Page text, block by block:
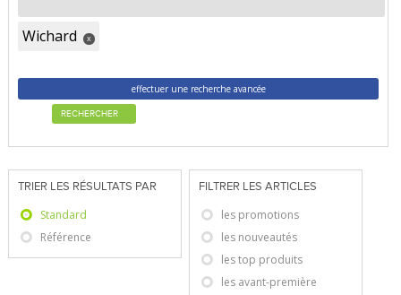
Wichard x
effectuer une recherche avancée
RECHERCHER
TRIER LES RÉSULTATS PAR
Standard
Référence
FILTRER LES ARTICLES
les promotions
les nouveautés
les top produits
les avant-première